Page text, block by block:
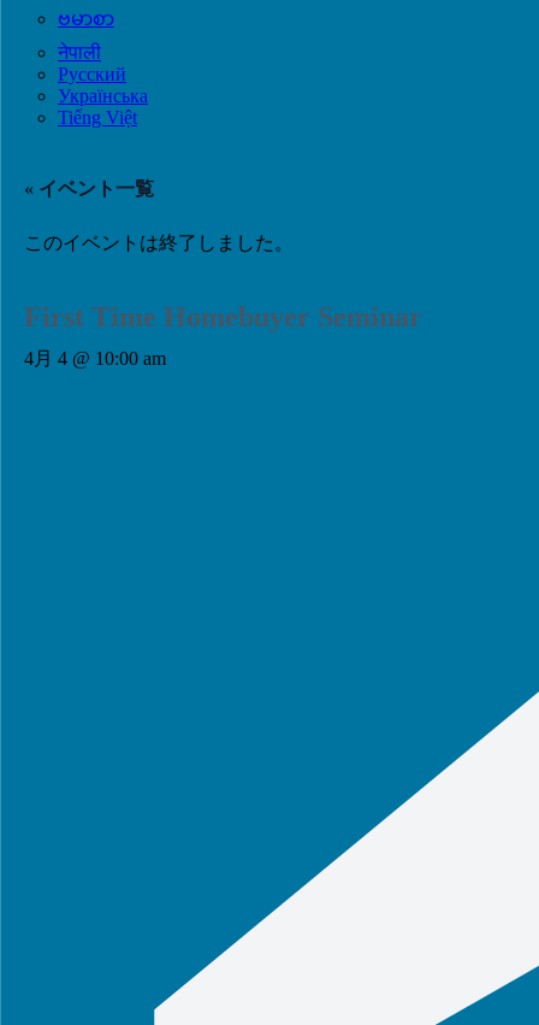
ဗမာစာ
नेपाली
Русский
Українська
Tiếng Việt
« イベント一覧
このイベントは終了しました。
First Time Homebuyer Seminar
4月 4 @ 10:00 am